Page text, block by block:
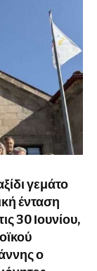
γεμάτο
ένταση
30 Ιουνίου,
ο